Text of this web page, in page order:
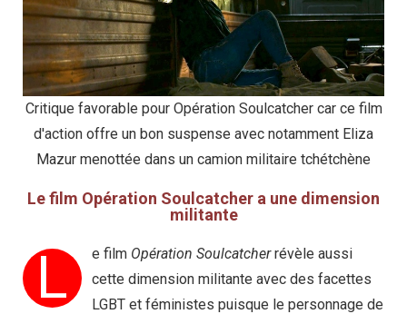
Critique favorable pour Opération Soulcatcher car ce film
d'action offre un bon suspense avec notamment Eliza
Mazur menottée dans un camion militaire tchétchène
Le film Opération Soulcatcher a une dimension
militante
L e film Opération Soulcatcherrévèle aussi
cette dimension militante avec des facettes
LGBT et féministes puisque le personnage de